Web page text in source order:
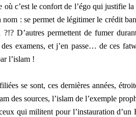
c’est le confort de l’égo qui justifie
: se permet de légitimer le crédit
D’autres permettent de fumer
examens, et j’en passe… de ces
l’islam !
se sont, ces dernières années,
des sources, l’islam de l’exemple
qui militent pour l’instauration